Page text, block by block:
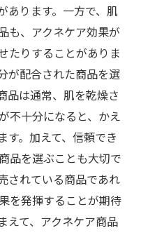
あります。一方で、肌
も、アクネケア効果が
たりすることがありま
が配合された商品を選
品は通常、肌を乾燥さ
不十分になると、かえ
す。加えて、信頼でき
品を選ぶことも大切で
されている商品であれ
を発揮することが期待
えて、アクネケア商品